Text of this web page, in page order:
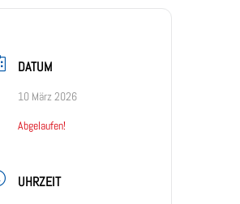
DATUM
10 März 2026
Abgelaufen!
UHRZEIT